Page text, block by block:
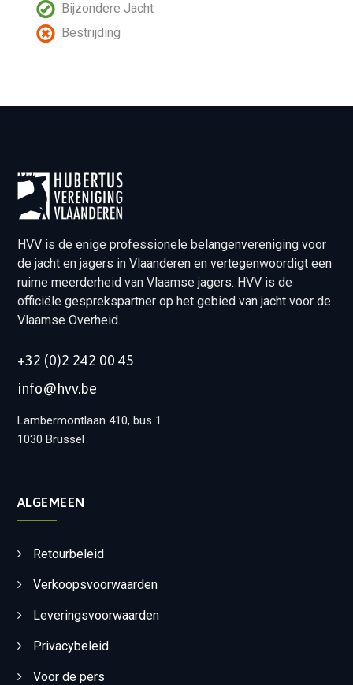
Bijzondere Jacht
Bestrijding
HVV is de enige professionele belangenvereniging voor
de jacht en jagers in Vlaanderen en vertegenwoordigt een
ruime meerderheid van Vlaamse jagers. HVV is de
officiële gesprekspartner op het gebied van jacht voor de
Vlaamse Overheid.
+32 (0)2 242 00 45
info@hvv.be
Lambermontlaan 410, bus 1
1030 Brussel
ALGEMEEN
Retourbeleid
Verkoopsvoorwaarden
Leveringsvoorwaarden
Privacybeleid
Voor de pers